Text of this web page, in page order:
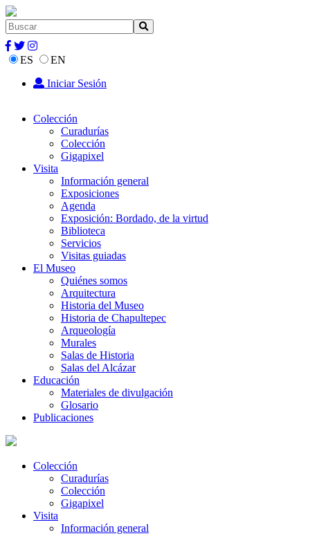
ES
EN
Iniciar Sesión
Colección
Curadurías
Colección
Gigapixel
Visita
Información general
Exposiciones
Agenda
Exposición: Bordado, de la virtud
Biblioteca
Servicios
Visitas guiadas
El Museo
Quiénes somos
Arquitectura
Historia del Museo
Historia de Chapultepec
Arqueología
Murales
Salas de Historia
Salas del Alcázar
Educación
Materiales de divulgación
Glosario
Publicaciones
Colección
Curadurías
Colección
Gigapixel
Visita
Información general